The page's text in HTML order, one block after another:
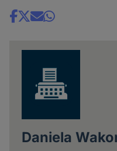
Share
Daniela